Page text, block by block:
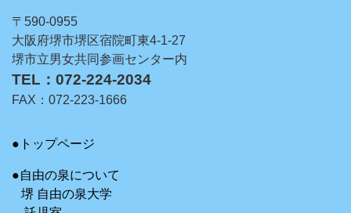
〒590-0955
大阪府堺市堺区宿院町東4-1-27
堺市立男女共同参画センター内
TEL：072-224-2034
FAX：072-223-1666
●トップページ
●自由の泉について
堺 自由の泉大学